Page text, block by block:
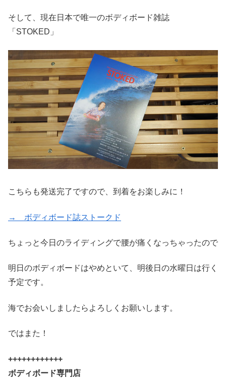
そして、現在日本で唯一のボディボード雑誌
「STOKED」
こちらも発送完了ですので、到着をお楽しみに！
→ ボディボード誌ストークド
ちょっと今日のライディングで腰が痛くなっちゃったので
明日のボディボードはやめといて、明後日の水曜日は行く
予定です。
海でお会いしましたらよろしくお願いします。
ではまた！
++++++++++++
ボディボード専門店